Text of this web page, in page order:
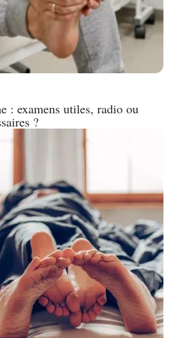
: examens utiles, radio ou
?